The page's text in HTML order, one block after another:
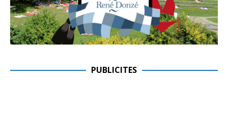
PUBLICITES